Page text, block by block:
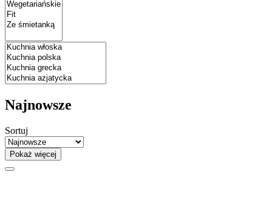
Najnowsze
Sortuj
Pokaż więcej